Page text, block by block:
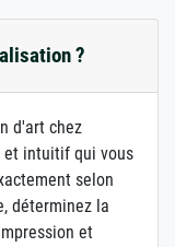
?
d'art chez
et intuitif qui vous
selon
déterminez la
et